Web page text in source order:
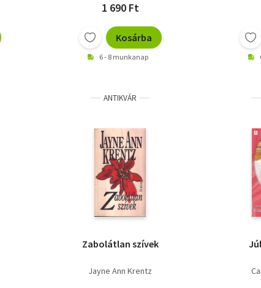
1 690 Ft
Kosárba
6 - 8 munkanap
ANTIKVÁR
Zabolátlan szívek
Jayne Ann Krentz